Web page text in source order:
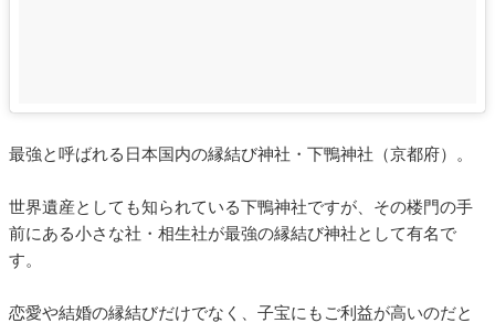
最強と呼ばれる日本国内の縁結び神社・下鴨神社（京都府）。
世界遺産としても知られている下鴨神社ですが、その楼門の手
前にある小さな社・相生社が最強の縁結び神社として有名で
す。
恋愛や結婚の縁結びだけでなく、子宝にもご利益が高いのだと